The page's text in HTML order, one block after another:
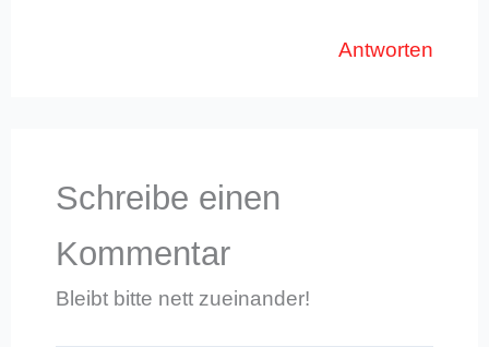
Antworten
Schreibe einen
Kommentar
Bleibt bitte nett zueinander!